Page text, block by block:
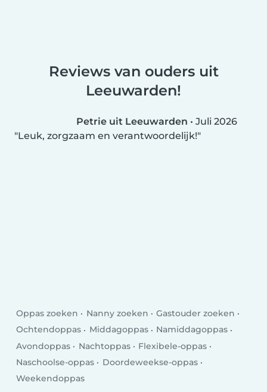
Reviews van ouders uit
Leeuwarden!
Petrie uit Leeuwarden • Juli 2026
Leuk, zorgzaam en verantwoordelijk!
Oppas zoeken Nanny zoeken
Gastouder zoeken
Ochtendoppas
Middagoppas
Namiddagoppas
Avondoppas
Nachtoppas
Flexibele-oppas
Naschoolse-oppas
Doordeweekse-oppas
Weekendoppas